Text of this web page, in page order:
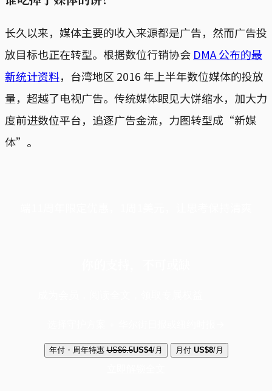
长久以来，媒体主要的收入来源都是广告，然而广告投
放目标也正在转型。根据数位行销协会 DMA 公布的最
新统计资料，台湾地区 2016 年上半年数位媒体的投放
量，超越了电视广告。传统媒体眼见大饼缩水，加大力
度前进数位平台，追逐广告金流，力图转型成“新媒
体”。
年付・周年特惠 US$6.5US$4/月 月付 US$8/月